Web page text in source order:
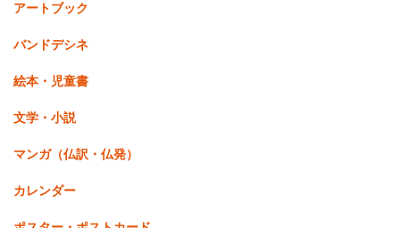
アートブック
バンドデシネ
絵本・児童書
文学・小説
マンガ（仏訳・仏発）
カレンダー